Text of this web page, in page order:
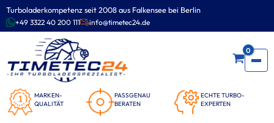
Turboladerkompetenz seit 2008 aus Falkensee bei Berlin
+49 3322 40 200 111 info@timetec24.de
MARKEN-
QUALITÄT
PASSGENAU
BERATEN
ECHTE TURBO-
EXPERTEN
0
Zum
Inhalt
springen